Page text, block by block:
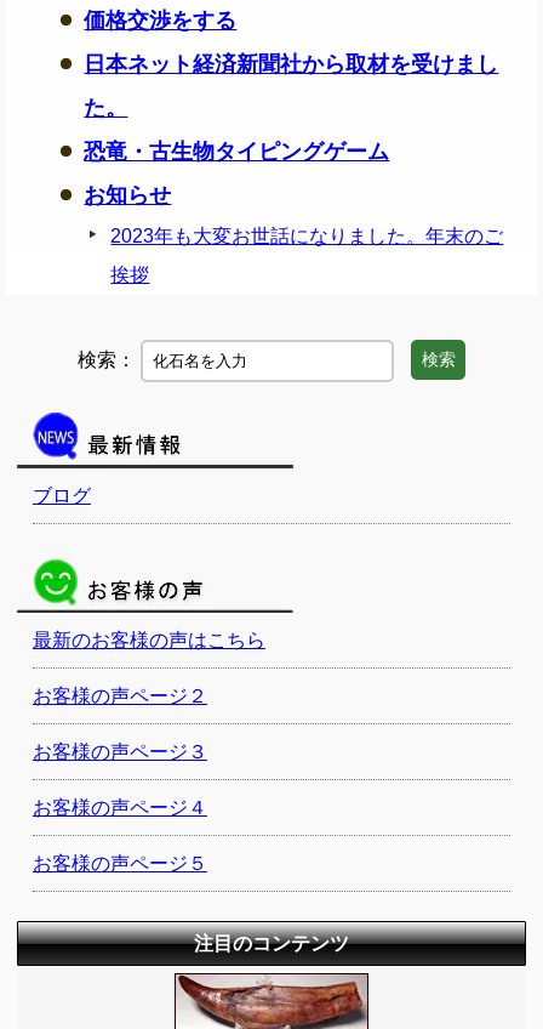
価格交渉をする
日本ネット経済新聞社から取材を受けまし
た。
恐竜・古生物タイピングゲーム
お知らせ
2023年も大変お世話になりました。年末のご
挨拶
検索： 検索
ブログ
最新のお客様の声はこちら
お客様の声ページ２
お客様の声ページ３
お客様の声ページ４
お客様の声ページ５
注目のコンテンツ